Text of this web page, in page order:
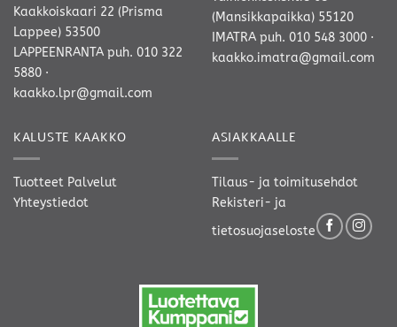
Kaakkoiskaari 22 (Prisma
Lappee) 53500
LAPPEENRANTA puh. 010 322
5880 ·
kaakko.lpr@gmail.com
(Mansikkapaikka) 55120
IMATRA puh. 010 548 3000 ·
kaakko.imatra@gmail.com
KALUSTE KAAKKO
Tuotteet Palvelut
Yhteystiedot
ASIAKKAALLE
Tilaus- ja toimitusehdot
Rekisteri- ja
tietosuojaseloste